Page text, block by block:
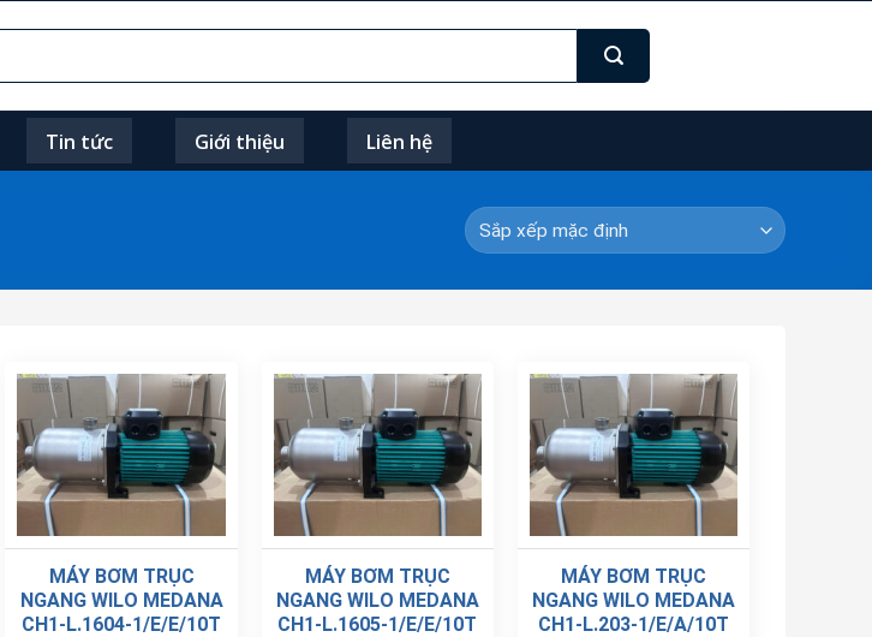
Tin tức Giới thiệu Liên hệ
MÁY BƠM TRỤC
NGANG WILO MEDANA
CH1-L.1604-1/E/E/10T
MÁY BƠM TRỤC
NGANG WILO MEDANA
CH1-L.1605-1/E/E/10T
MÁY BƠM TRỤC
NGANG WILO MEDANA
CH1-L.203-1/E/A/10T